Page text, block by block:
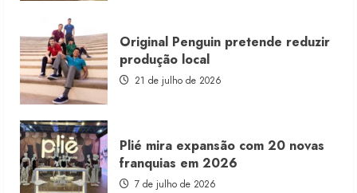
Original Penguin pretende reduzir
produção local
21 de julho de 2026
Plié mira expansão com 20 novas
franquias em 2026
7 de julho de 2026